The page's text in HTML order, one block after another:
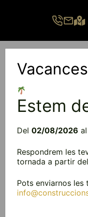
Vacances
Estem
Del02/08/2026 al
Respondrem les
tornada a partir del
Pots enviarnos les